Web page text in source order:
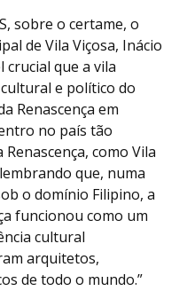
sobre o certame, o
de Vila Viçosa, Inácio
crucial que a vila
e político do
Renascença em
no país tão
como Vila
que, numa
o domínio Filipino, a
funcionou como um
cultural
arquitetos,
de todo o mundo.”